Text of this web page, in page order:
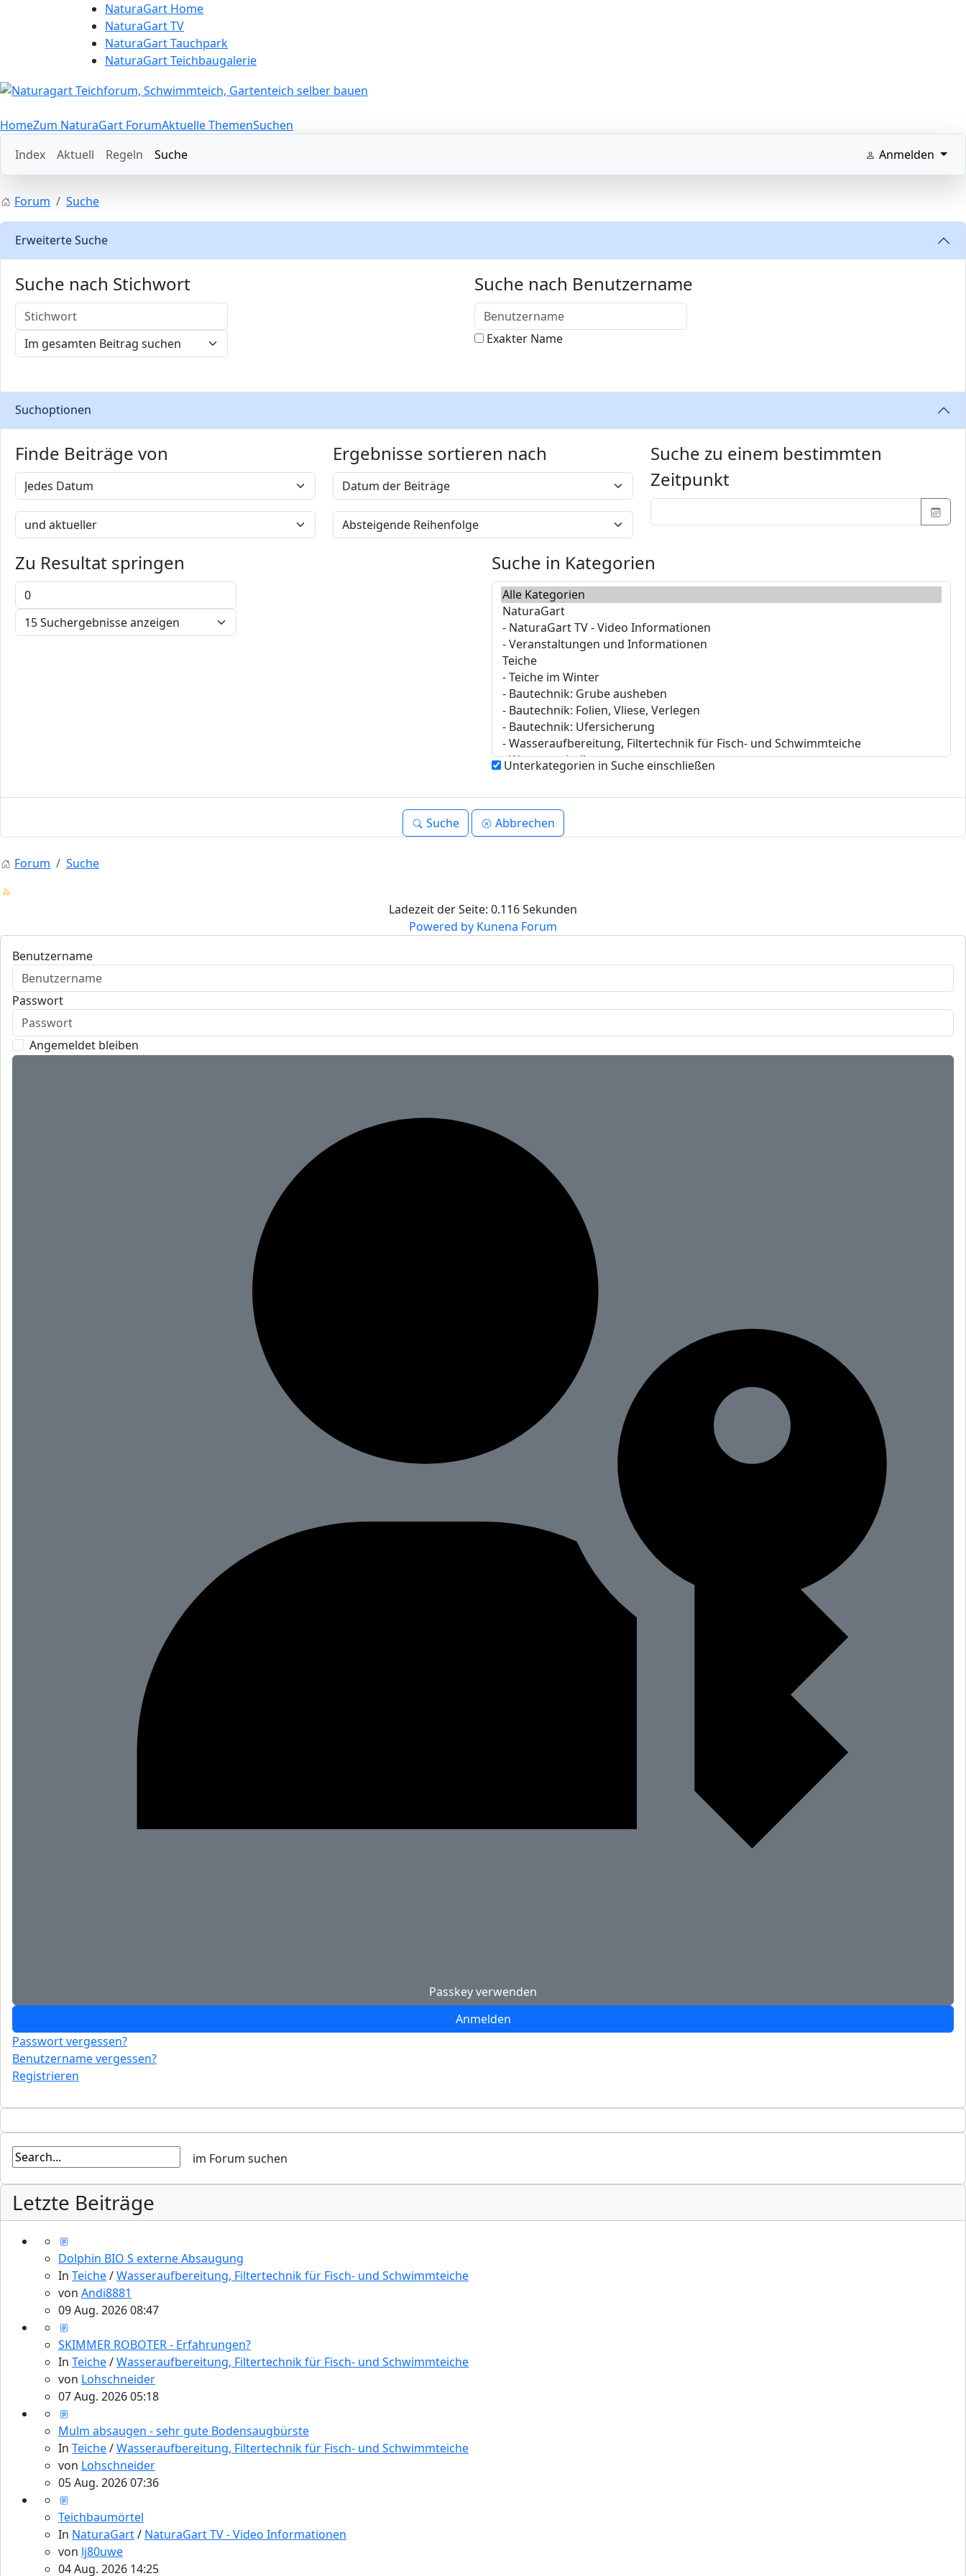
NaturaGart Home
NaturaGart TV
NaturaGart Tauchpark
NaturaGart Teichbaugalerie
HomeZum NaturaGart ForumAktuelle ThemenSuchen
Index
Aktuell Regeln Suche Anmelden
Forum Suche
Erweiterte Suche
Suche nach Stichwort Suche nach Benutzername
Exakter Name
Suchoptionen
Finde Beiträge von Ergebnisse sortieren nach
Suche zu einem bestimmten
Zeitpunkt
Zu Resultat springen Suche in Kategorien
Unterkategorien in Suche einschließen
Suche Abbrechen
Forum Suche
Ladezeit der Seite: 0.116 Sekunden
Powered by Kunena Forum
Benutzername
Passwort
Angemeldet bleiben
Passkey verwenden
Anmelden
Passwort vergessen?
Benutzername vergessen?
Registrieren
Letzte Beiträge
Dolphin BIO S externe Absaugung
In Teiche/Wasseraufbereitung, Filtertechnik für Fisch- und Schwimmteiche
von Andi8881
09 Aug. 2026 08:47
SKIMMER ROBOTER - Erfahrungen?
In Teiche/Wasseraufbereitung, Filtertechnik für Fisch- und Schwimmteiche
von Lohschneider
07 Aug. 2026 05:18
Mulm absaugen - sehr gute Bodensaugbürste
In Teiche/Wasseraufbereitung, Filtertechnik für Fisch- und Schwimmteiche
von Lohschneider
05 Aug. 2026 07:36
Teichbaumörtel
In NaturaGart/ NaturaGart TV - Video Informationen
von lj80uwe
04 Aug. 2026 14:25